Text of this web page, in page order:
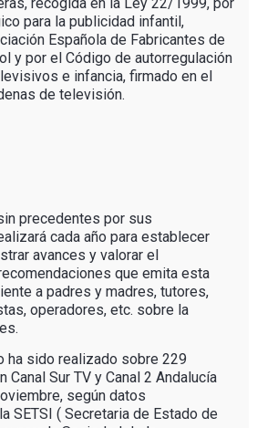
para la publicidad infantil,
Española de Fabricantes de
y por el Código de autorregulación
e infancia, firmado en el
de televisión.
precedentes por sus
cada año para establecer
avances y valorar el
que emita esta
a padres y madres, tutores,
operadores, etc. sobre la
ha sido realizado sobre 229
Sur TV y Canal 2 Andalucía
según datos
SETSI ( Secretaria de Estado de